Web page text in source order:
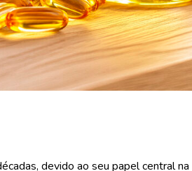
devido ao seu papel central na